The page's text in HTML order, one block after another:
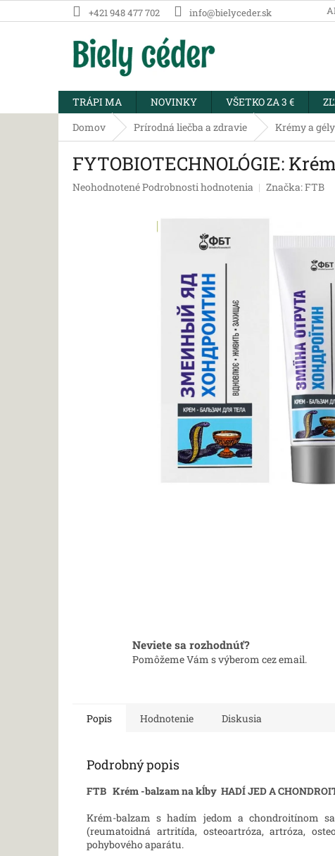
na
+421 948 477 702 info@bielyceder.sk
TRÁPI MA NOVINKY VŠETKO ZA 3 €
Domov
Prírodná liečba a zdravie Krémy a
FYTOBIOTECHNOLÓGIE:
Priemerné
NeohodnotenéPodrobnosti hodnotenia Značka:FTB
Neviete sa rozhodnúť?
Pomôžeme Vám s výberom cez email.
Popis Hodnotenie Diskusia
Podrobný popis
FTB Krém -balzam na kĺby HADÍ JED A
Krém-balzam s hadím jedom a chondroitínom
(reumatoidná artritída, osteoartróza, artróza,
pohybového aparátu.